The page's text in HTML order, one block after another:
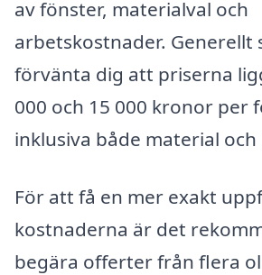
av fönster, materialval och
arbetskostnader. Generellt
förvänta dig att priserna
000 och 15 000 kronor per
inklusiva både material
För att få en mer exakt
kostnaderna är det
begära offerter från flera